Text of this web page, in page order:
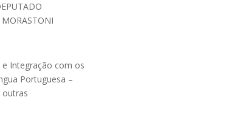
Integração com os
Portuguesa –
outras